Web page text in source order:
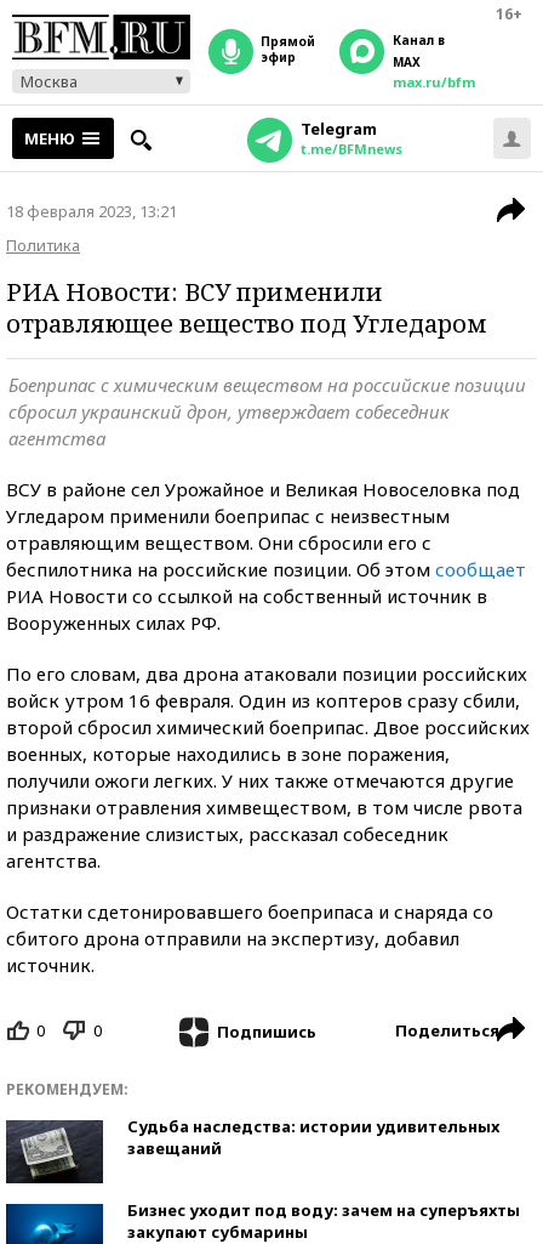
16+
Москва
прямой
эфир
Канал в
MAX
max.ru/bfm
МЕНЮ Telegram
t.me/BFMnews
18 февраля 2023, 13:21
Политика
РИА Новости: ВСУ применили
отравляющее вещество под Угледаром
Боеприпас с химическим веществом на российские позиции
сбросил украинский дрон, утверждает собеседник
агентства
ВСУ в районе сел Урожайное и Великая Новоселовка под
Угледаром применили боеприпас с неизвестным
отравляющим веществом. Они сбросили его с
беспилотника на российские позиции. Об этом сообщает
РИА Новости со ссылкой на собственный источник в
Вооруженных силах РФ.
По его словам, два дрона атаковали позиции российских
войск утром 16 февраля. Один из коптеров сразу сбили,
второй сбросил химический боеприпас. Двое российских
военных, которые находились в зоне поражения,
получили ожоги легких. У них также отмечаются другие
признаки отравления химвеществом, в том числе рвота
и раздражение слизистых, рассказал собеседник
агентства.
Остатки сдетонировавшего боеприпаса и снаряда со
сбитого дрона отправили на экспертизу, добавил
источник.
0 0 Подпишись Поделиться
РЕКОМЕНДУЕМ:
Судьба наследства: истории удивительных
завещаний
Бизнес уходит под воду: зачем на суперъяхты
закупают субмарины